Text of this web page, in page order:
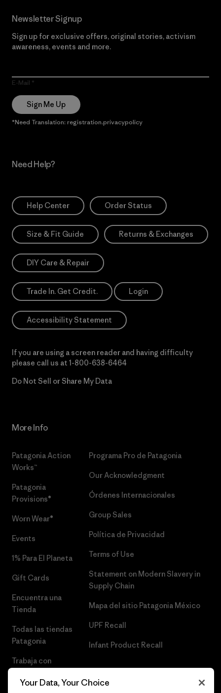
Newsletter Signup
Sign up for exclusive offers, original stories, activism
awareness, events and more.
E-Mail
Sign Me Up
*Need Translation: registration.privacypolicy
Need Help?
Help Center Order Status
Size & Fit Guide Returns & Exchanges
DIY Care & Repair
Trade In. Get Credit. Login
Accessibility Statement
If you are using a screen reader and having difficulty
please call us at 1-800-638-6464
Do Not Sell or Share My Data
More Info
Patagonia Action
Works™
Patagonia
Provisions®
Worn Wear®
Events
1% Para El Planeta
Gift Cards
Encuentra una
Tienda
Todas las tiendas
Patagonia
Trabaja con
Programa Pro de Patagonia
Our Acknowledgment
Órdenes Internacionales
Group Sales
Política de Privacidad
Terms of Use
Statement on Modern Slavery in
Supply Chain
Mapa del sitio Patagonia México
UPF Recall
Infant Product Recall
Your Data, Your Choice